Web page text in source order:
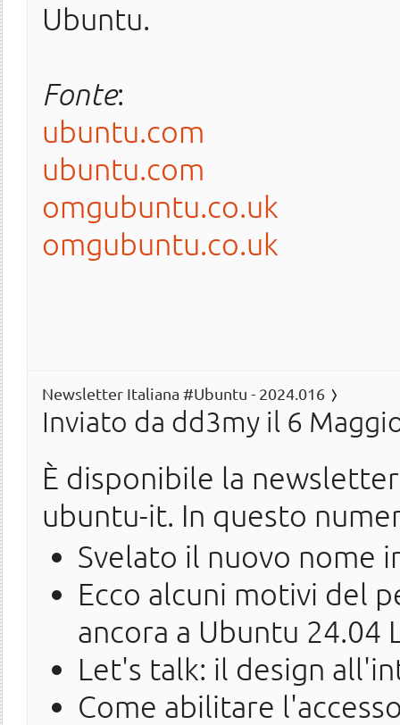
Ubuntu.
Fonte:
ubuntu.com
ubuntu.com
omgubuntu.co.uk
omgubuntu.co.uk
Newsletter Italiana #Ubuntu - 2024.016
Inviato da dd3my il 6
È disponibile la
ubuntu-it. In questo
Svelato il nuovo nome
Ecco alcuni motivi del
ancora a Ubuntu 24.04
Let's talk: il design
Come abilitare